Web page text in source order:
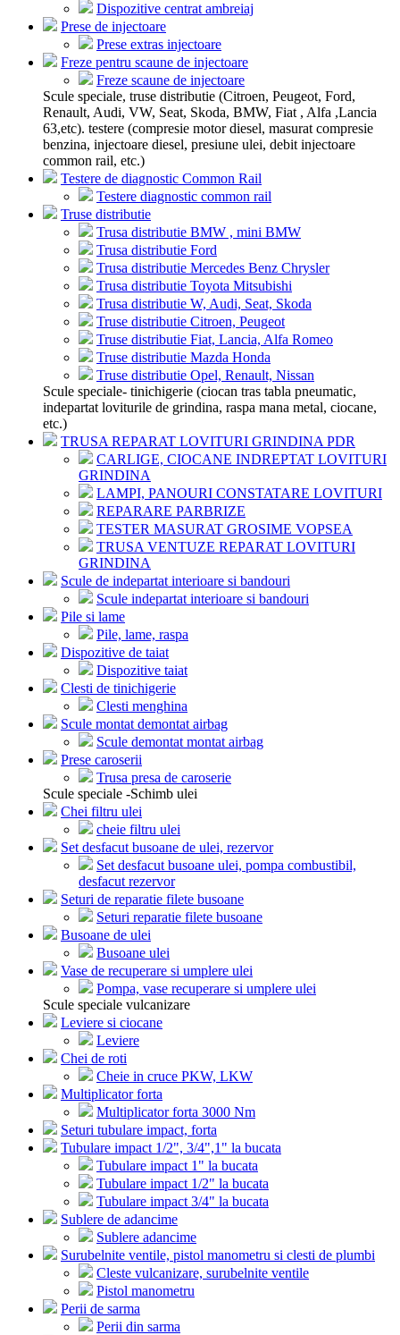
Dispozitive centrat ambreiaj
Prese de injectoare
Prese extras injectoare
Freze pentru scaune de injectoare
Freze scaune de injectoare
Scule speciale, truse distributie (Citroen, Peugeot, Ford,
Renault, Audi, VW, Seat, Skoda, BMW, Fiat , Alfa ,Lancia
63,etc). testere (compresie motor diesel, masurat compresie
benzina, injectoare diesel, presiune ulei, debit injectoare
common rail, etc.)
Testere de diagnostic Common Rail
Testere diagnostic common rail
Truse distributie
Trusa distributie BMW , mini BMW
Trusa distributie Ford
Trusa distributie Mercedes Benz Chrysler
Trusa distributie Toyota Mitsubishi
Trusa distributie W, Audi, Seat, Skoda
Truse distributie Citroen, Peugeot
Truse distributie Fiat, Lancia, Alfa Romeo
Truse distributie Mazda Honda
Truse distributie Opel, Renault, Nissan
Scule speciale- tinichigerie (ciocan tras tabla pneumatic,
indepartat loviturile de grindina, raspa mana metal, ciocane,
etc.)
TRUSA REPARAT LOVITURI GRINDINA PDR
CARLIGE, CIOCANE INDREPTAT LOVITURI
GRINDINA
LAMPI, PANOURI CONSTATARE LOVITURI
REPARARE PARBRIZE
TESTER MASURAT GROSIME VOPSEA
TRUSA VENTUZE REPARAT LOVITURI
GRINDINA
Scule de indepartat interioare si bandouri
Scule indepartat interioare si bandouri
Pile si lame
Pile, lame, raspa
Dispozitive de taiat
Dispozitive taiat
Clesti de tinichigerie
Clesti menghina
Scule montat demontat airbag
Scule demontat montat airbag
Prese caroserii
Trusa presa de caroserie
Scule speciale -Schimb ulei
Chei filtru ulei
cheie filtru ulei
Set desfacut busoane de ulei, rezervor
Set desfacut busoane ulei, pompa combustibil,
desfacut rezervor
Seturi de reparatie filete busoane
Seturi reparatie filete busoane
Busoane de ulei
Busoane ulei
Vase de recuperare si umplere ulei
Pompa, vase recuperare si umplere ulei
Scule speciale vulcanizare
Leviere si ciocane
Leviere
Chei de roti
Cheie in cruce PKW, LKW
Multiplicator forta
Multiplicator forta 3000 Nm
Seturi tubulare impact, forta
Tubulare impact 1/2", 3/4",1" la bucata
Tubulare impact 1" la bucata
Tubulare impact 1/2" la bucata
Tubulare impact 3/4" la bucata
Sublere de adancime
Sublere adancime
Surubelnite ventile, pistol manometru si clesti de plumbi
Cleste vulcanizare, surubelnite ventile
Pistol manometru
Perii de sarma
Perii din sarma